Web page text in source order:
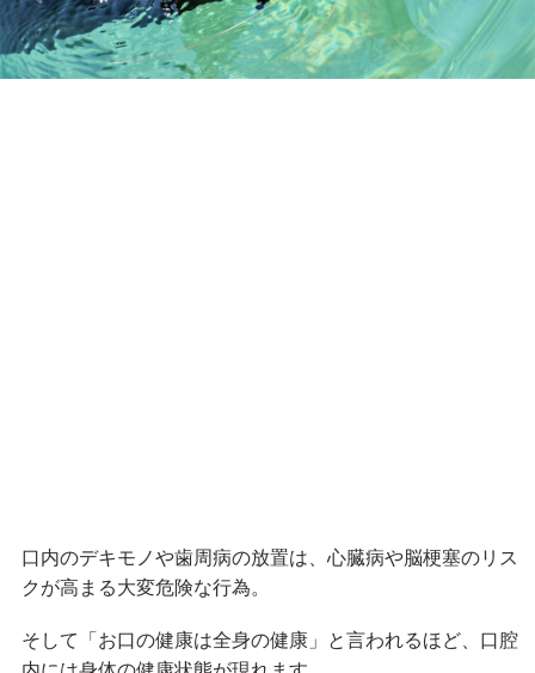
口内のデキモノや歯周病の放置は、心臓病や脳梗塞のリス
クが高まる大変危険な行為。
そして「お口の健康は全身の健康」と言われるほど、口腔